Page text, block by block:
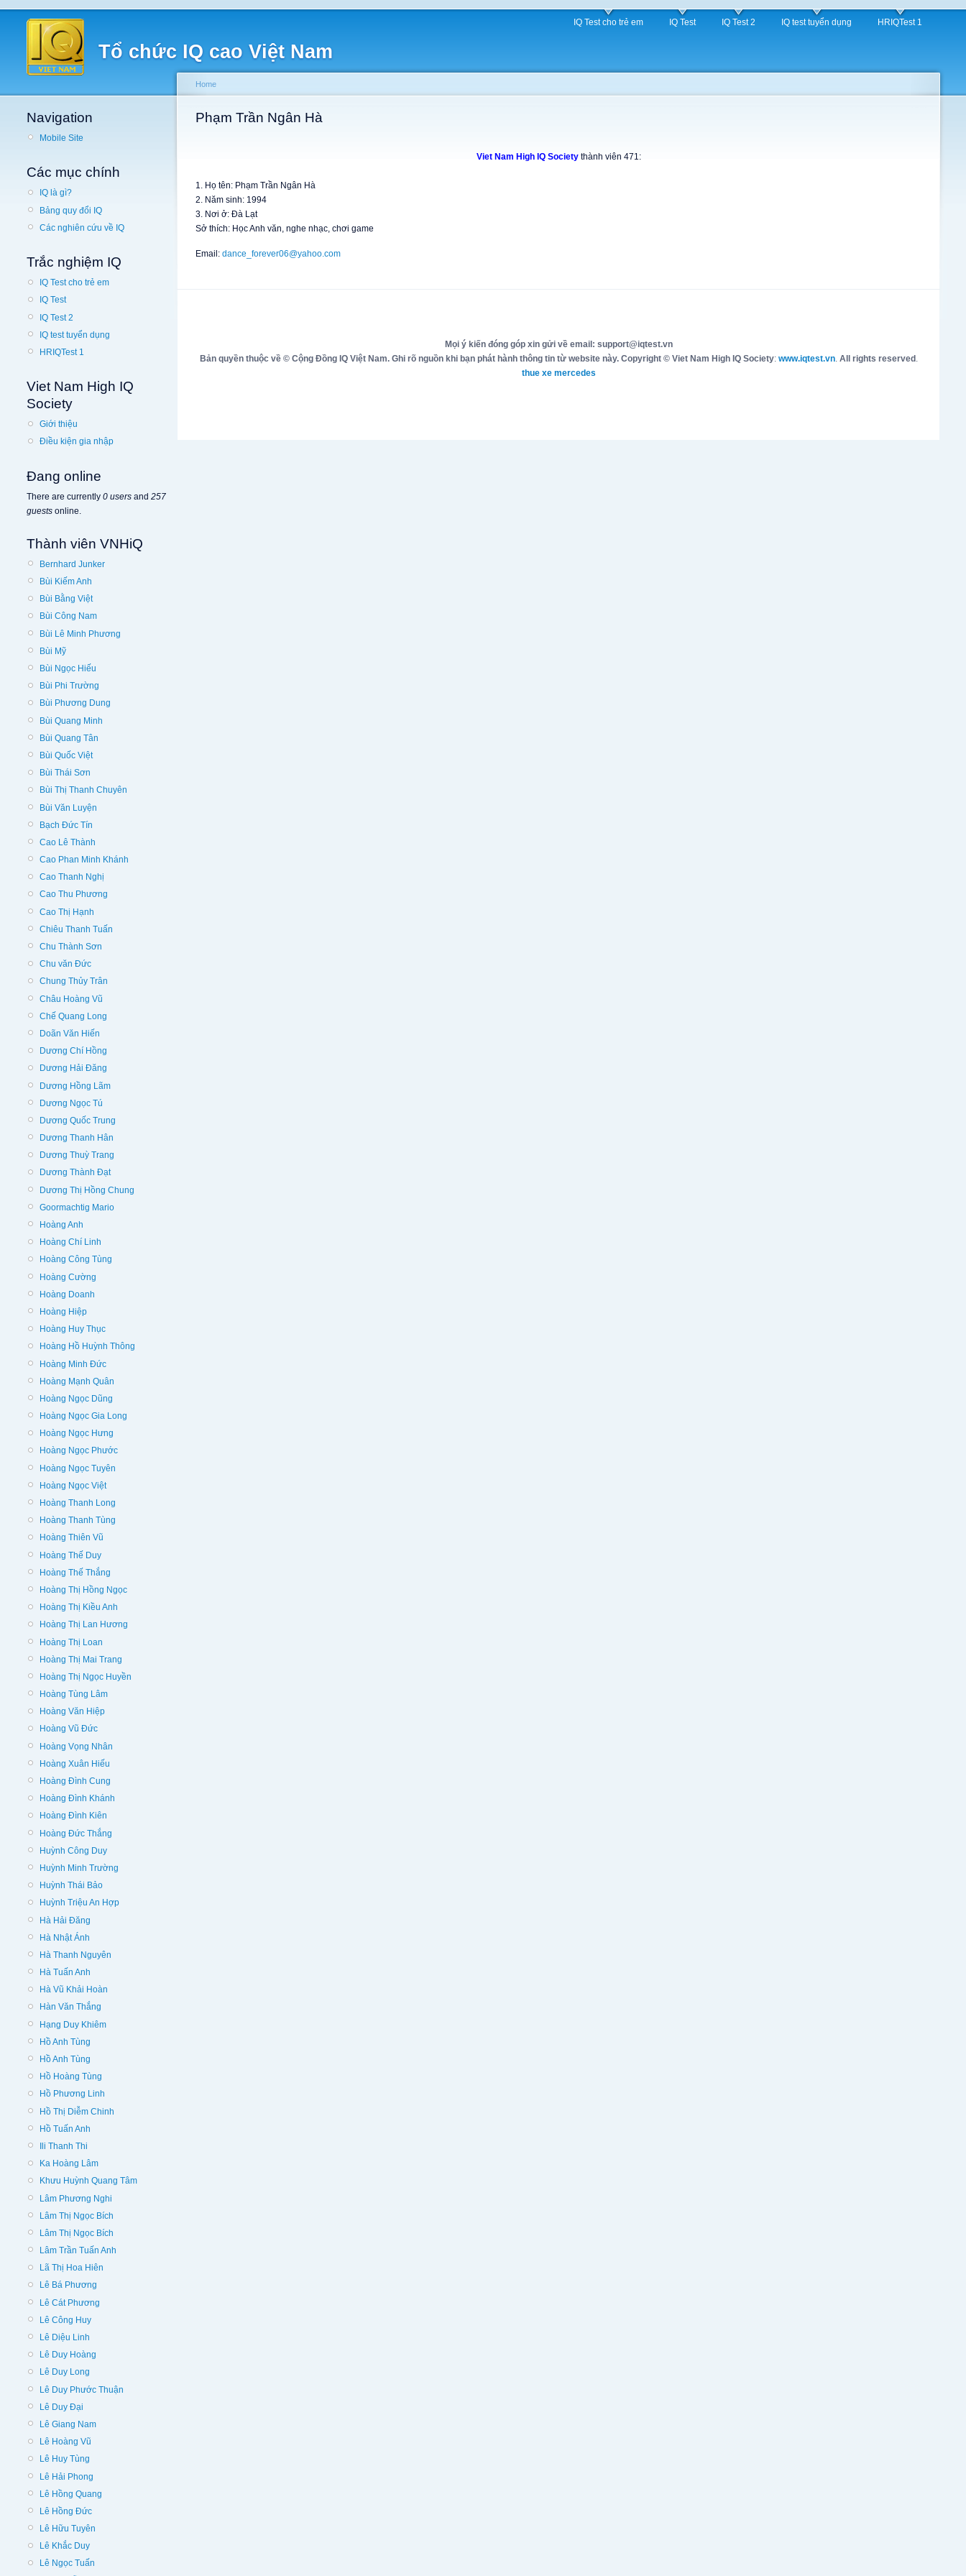
Tổ chức IQ cao Việt Nam
IQ Test cho trẻ em IQ Test IQ Test 2 IQ test tuyển dụng HRIQTest 1
Navigation
Mobile Site
Các mục chính
IQ là gì?
Bảng quy đổi IQ
Các nghiên cứu về IQ
Trắc nghiệm IQ
IQ Test cho trẻ em
IQ Test
IQ Test 2
IQ test tuyển dụng
HRIQTest 1
Viet Nam High IQ
Society
Giới thiệu
Điều kiện gia nhập
Đang online
There are currently 0 users and 257
guests online.
Thành viên VNHiQ
Bernhard Junker
Bùi Kiếm Anh
Bùi Bằng Việt
Bùi Công Nam
Bùi Lê Minh Phương
Bùi Mỹ
Bùi Ngọc Hiếu
Bùi Phi Trường
Bùi Phương Dung
Bùi Quang Minh
Bùi Quang Tân
Bùi Quốc Việt
Bùi Thái Sơn
Bùi Thị Thanh Chuyên
Bùi Văn Luyện
Bạch Đức Tín
Cao Lê Thành
Cao Phan Minh Khánh
Cao Thanh Nghị
Cao Thu Phương
Cao Thị Hạnh
Chiêu Thanh Tuấn
Chu Thành Sơn
Chu văn Đức
Chung Thủy Trân
Châu Hoàng Vũ
Chế Quang Long
Doãn Văn Hiến
Dương Chí Hồng
Dương Hải Đăng
Dương Hồng Lãm
Dương Ngọc Tú
Dương Quốc Trung
Dương Thanh Hân
Dương Thuỳ Trang
Dương Thành Đạt
Dương Thị Hồng Chung
Goormachtig Mario
Hoàng Anh
Hoàng Chí Linh
Hoàng Công Tùng
Hoàng Cường
Hoàng Doanh
Hoàng Hiệp
Hoàng Huy Thục
Hoàng Hồ Huỳnh Thông
Hoàng Minh Đức
Hoàng Mạnh Quân
Hoàng Ngọc Dũng
Hoàng Ngọc Gia Long
Hoàng Ngọc Hưng
Hoàng Ngọc Phước
Hoàng Ngọc Tuyên
Hoàng Ngọc Việt
Hoàng Thanh Long
Hoàng Thanh Tùng
Hoàng Thiên Vũ
Hoàng Thế Duy
Hoàng Thế Thắng
Hoàng Thị Hồng Ngọc
Hoàng Thị Kiều Anh
Hoàng Thị Lan Hương
Hoàng Thị Loan
Hoàng Thị Mai Trang
Hoàng Thị Ngọc Huyền
Hoàng Tùng Lâm
Hoàng Văn Hiệp
Hoàng Vũ Đức
Hoàng Vọng Nhân
Hoàng Xuân Hiếu
Hoàng Đình Cung
Hoàng Đình Khánh
Hoàng Đình Kiên
Hoàng Đức Thắng
Huỳnh Công Duy
Huỳnh Minh Trường
Huỳnh Thái Bảo
Huỳnh Triệu An Hợp
Hà Hải Đăng
Hà Nhật Ánh
Hà Thanh Nguyên
Hà Tuấn Anh
Hà Vũ Khải Hoàn
Hàn Văn Thắng
Hạng Duy Khiêm
Hồ Anh Tùng
Hồ Anh Tùng
Hồ Hoàng Tùng
Hồ Phương Linh
Hồ Thị Diễm Chinh
Hồ Tuấn Anh
Ili Thanh Thi
Ka Hoàng Lâm
Khưu Huỳnh Quang Tâm
Lâm Phương Nghi
Lâm Thị Ngọc Bích
Lâm Thị Ngọc Bích
Lâm Trần Tuấn Anh
Lã Thị Hoa Hiên
Lê Bá Phương
Lê Cát Phương
Lê Công Huy
Lê Diệu Linh
Lê Duy Hoàng
Lê Duy Long
Lê Duy Phước Thuận
Lê Duy Đại
Lê Giang Nam
Lê Hoàng Vũ
Lê Huy Tùng
Lê Hải Phong
Lê Hồng Quang
Lê Hồng Đức
Lê Hữu Tuyên
Lê Khắc Duy
Lê Ngọc Tuấn
Home
Phạm Trần Ngân Hà
Viet Nam High IQ Societythành viên 471:
1. Họ tên: Phạm Trần Ngân Hà
2. Năm sinh: 1994
3. Nơi ở: Đà Lạt
Sở thích: Học Anh văn, nghe nhạc, chơi game
Email: dance_forever06@yahoo.com
Mọi ý kiến đóng góp xin gửi về email: support@iqtest.vn
Bản quyền thuộc về © Cộng Đồng IQ Việt Nam. Ghi rõ nguồn khi bạn phát hành thông tin từ website này. Copyright © Viet Nam High IQ Society: www.iqtest.vn. All rights reserved .
thue xe mercedes